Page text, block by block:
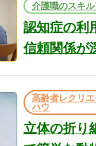
介護職のスキ
認知症の利
信頼関係が
の現場から
高齢者レクリ
ハウ
立体の折り